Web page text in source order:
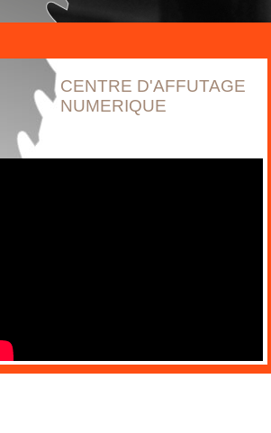
CENTRE D'AFFUTAGE
NUMERIQUE